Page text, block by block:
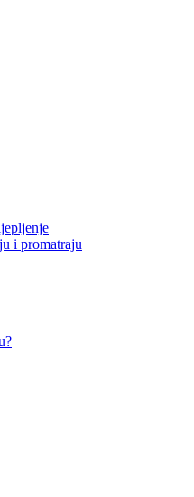
i promatraju